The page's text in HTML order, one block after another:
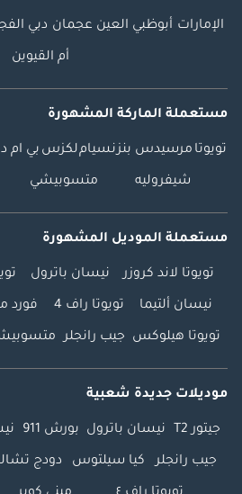
الإمارات أبوظبي العين عجمان دبي
أم القيوين
مستعملة الماركة المشهورة
تويوتا مرسيدس بنزنسياملكزس بي ام
شيفروليه متسوبيشي
مستعملة الموديل المشهورة
تويوتا لاند كروزر نيسان باترول
نيسان ألتيما تويوتا راف 4 فورد
تويوتا هيلوكس جيب رانجلر
موديلات جديدة شعبية
جيتور T2 نيسان باترول بورش 911
جيب رانجلر كيا سيلتوس دودج